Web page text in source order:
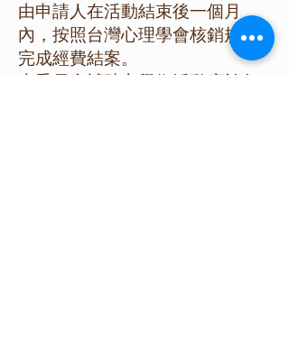
由申請人在活動結束後一個月
內，按照台灣心理學會核銷規定
完成經費結案。
本委員會補助之學術活動應於各